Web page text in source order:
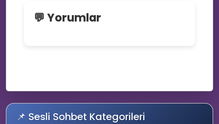
🖥️
💬 Yorumlar
📌 Sesli Sohbet Kategorileri